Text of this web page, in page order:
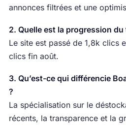
annonces filtrées et une
2. Quelle est la progression
Le site est passé de 1,8k clics
clics fin août.
3. Qu’est-ce qui différencie
?
La spécialisation sur le
récents, la transparence et la